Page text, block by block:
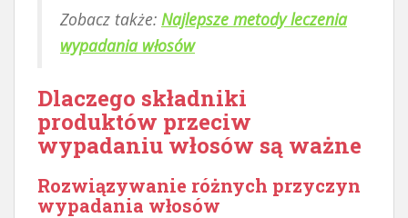
Zobacz także: Najlepsze metody leczenia
wypadania włosów
Dlaczego składniki
produktów przeciw
wypadaniu włosów są ważne
Rozwiązywanie różnych przyczyn
wypadania włosów